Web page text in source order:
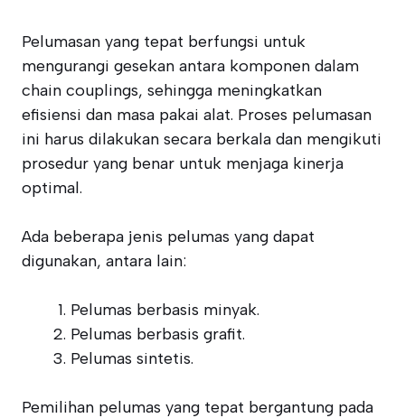
Pelumasan yang tepat berfungsi untuk
mengurangi gesekan antara komponen dalam
chain couplings, sehingga meningkatkan
efisiensi dan masa pakai alat. Proses pelumasan
ini harus dilakukan secara berkala dan mengikuti
prosedur yang benar untuk menjaga kinerja
optimal.
Ada beberapa jenis pelumas yang dapat
digunakan, antara lain:
Pelumas berbasis minyak.
Pelumas berbasis grafit.
Pelumas sintetis.
Pemilihan pelumas yang tepat bergantung pada